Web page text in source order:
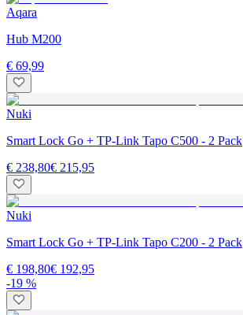
Aqara
Hub M200
€ 69,99
Nuki
Smart Lock Go + TP-Link Tapo C500 - 2 Pack
€ 238,80€ 215,95
Nuki
Smart Lock Go + TP-Link Tapo C200 - 2 Pack
€ 198,80€ 192,95
-19 %